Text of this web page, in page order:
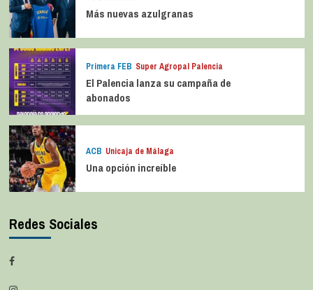
Más nuevas azulgranas
Primera FEB Super Agropal Palencia
El Palencia lanza su campaña de
abonados
ACB Unicaja de Málaga
Una opción increíble
Redes Sociales